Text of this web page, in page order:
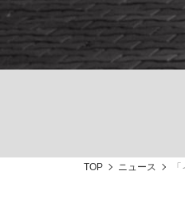
《BTS厳
終戦から
TOP ニュース